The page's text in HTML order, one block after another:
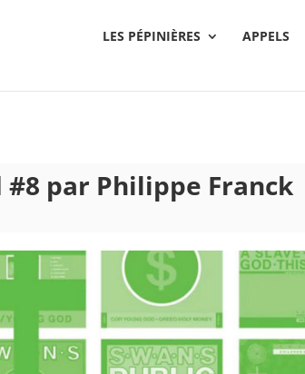
LES PÉPINIÈRES
APPELS
par Philippe Franck